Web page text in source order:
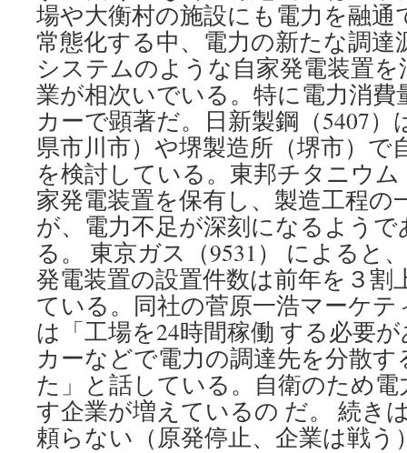
場や大衡村の施設にも電力を融通
常態化する中、電力の新たな調
システムのような自家発電装置
業が相次いでいる。特に電力消費
カーで顕著だ。日新製鋼（5407）
県市川市）や堺製造所（堺市）で
を検討している。東邦チタニウ
家発電装置を保有し、製造工程の
が、電力不足が深刻になるよう
る。 東京ガス（9531） によると
発電装置の設置件数は前年を３割
ている。同社の菅原一浩マーケ
は「工場を24時間稼働 する必要
カーなどで電力の調達先を分散
た」と話している。自衛のため
す企業が増えているの だ。 続き
頼らない（原発停止、企業は戦う